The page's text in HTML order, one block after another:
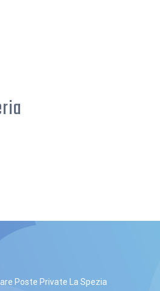
Poste Private La Spezia